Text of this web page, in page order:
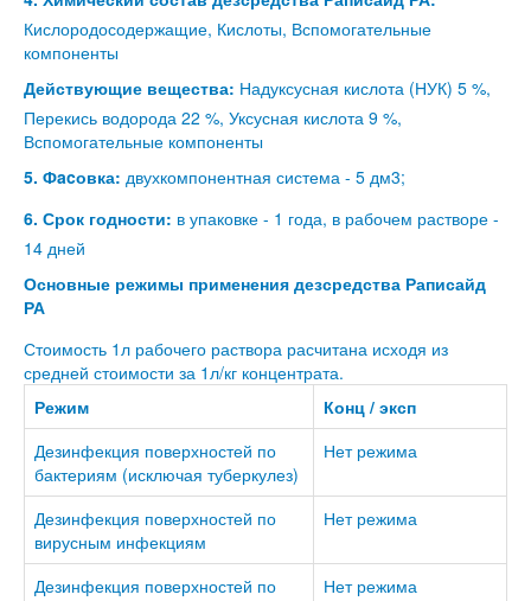
Кислородосодержащие, Кислоты, Вспомогательные
компоненты
Действующие вещества: Надуксусная кислота (НУК) 5 %,
Перекись водорода 22 %, Уксусная кислота 9 %,
Вспомогательные компоненты
5. Фacовка: двухкомпонентная система - 5 дм3;
6. Срок годности: в упаковке - 1 года, в рабочем растворе -
14 дней
Основные режимы применения дезсредства Раписайд
РА
Стоимость 1л рабочего раствора расчитана исходя из
средней стоимости за 1л/кг концентрата.
Режим
Конц / эксп
Дезинфекция поверхностей по
бактериям (исключая туберкулез)
Нет режима
Дезинфекция поверхностей по
вирусным инфекциям
Нет режима
Дезинфекция поверхностей по
Нет режима